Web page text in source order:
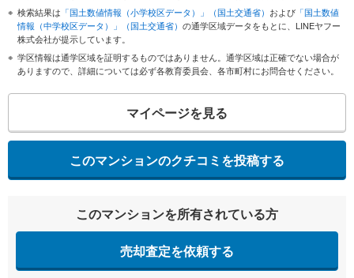
検索結果は 「国土数値情報（小学校区データ）」（国土交通省） および 「国土数値
情報（中学校区データ）」（国土交通省） の通学区域データをもとに、LINEヤフー
株式会社が提示しています。
学区情報は通学区域を証明するものではありません。通学区域は正確でない場合が
ありますので、詳細については必ず各教育委員会、各市町村にお問合せください。
マイページを見る
このマンションのクチコミを投稿する
このマンションを所有されている方
売却査定を依頼する